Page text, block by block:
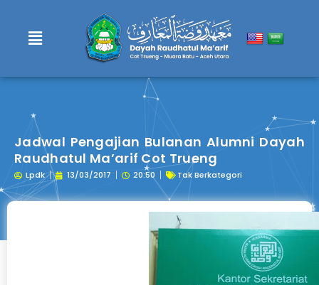
konten
Jadwal Pengajian Bulanan Alumni Dayah
Raudhatul Ma’arif Cot Trueng
Lpdk 13/03/2017 20:50 Tak Berkategori